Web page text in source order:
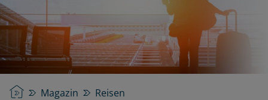
StartseiteMagazin
Reisen